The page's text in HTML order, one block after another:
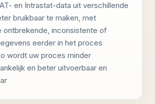
en Intrastat-data uit verschillende
bruikbaar te maken, met
ontbrekende, inconsistente of
eerder in het proces
wordt uw proces minder
en beter uitvoerbaar en